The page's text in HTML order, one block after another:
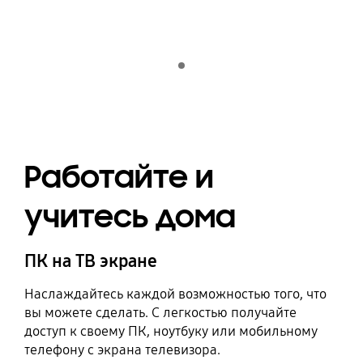
Работайте и
учитесь дома
ПК на ТВ экране
Наслаждайтесь каждой возможностью того, что
вы можете сделать. С легкостью получайте
доступ к своему ПК, ноутбуку или мобильному
телефону с экрана телевизора.